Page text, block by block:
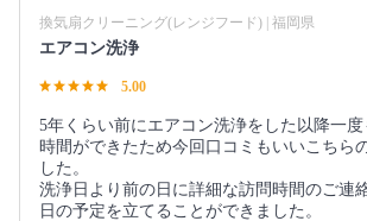
換気扇クリーニング(レンジフード) | 福岡県
エアコン洗浄
5.00
5年くらい前にエアコン洗浄をした以降一度
時間ができたため今回口コミもいいこちら
した。
洗浄日より前の日に詳細な訪問時間のご連
日の予定を立てることができました。